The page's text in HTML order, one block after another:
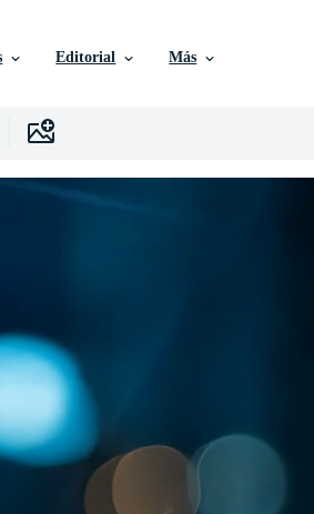
Editorial Más